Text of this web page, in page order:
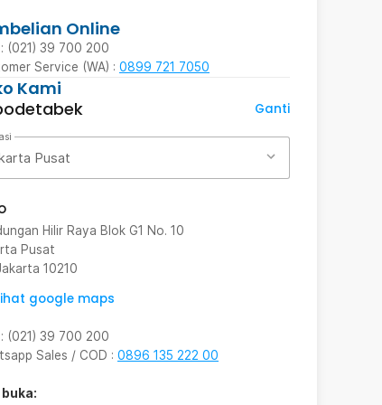
Online
(021) 39 700 200
Service (WA) : 0899 721 7050
Kami
Ganti
Pusat
Hilir Raya Blok G1 No. 10
Pusat
10210
google maps
: (021) 39 700 200
Sales / COD : 0896 135 222 00